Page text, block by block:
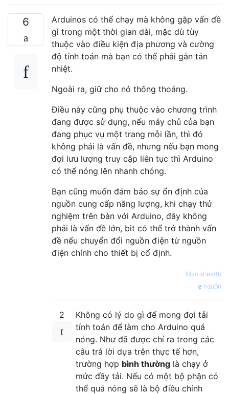
6
Arduinos có thể chạy mà không gặp vấn đề
gì trong một thời gian dài, mặc dù tùy
thuộc vào điều kiện địa phương và cường
độ tính toán mà bạn có thể phải gắn tản
nhiệt.
Ngoài ra, giữ cho nó thông thoáng.
Điều này cũng phụ thuộc vào chương trình
đang được sử dụng, nếu máy chủ của bạn
đang phục vụ một trang mỗi lần, thì đó
không phải là vấn đề, nhưng nếu bạn mong
đợi lưu lượng truy cập liên tục thì Arduino
có thể nóng lên nhanh chóng.
Bạn cũng muốn đảm bảo sự ổn định của
nguồn cung cấp năng lượng, khi chạy thử
nghiệm trên bàn với Arduino, đây không
phải là vấn đề lớn, bit có thể trở thành vấn
đề nếu chuyển đổi nguồn điện từ nguồn
điện chính cho thiết bị cố định.
— Manishearth
nguồn
2
Không có lý do gì để mong đợi tải
tính toán để làm cho Arduino quá
nóng. Như đã được chỉ ra trong các
câu trả lời dựa trên thực tế hơn,
trường hợp bình thường là chạy ở
mức đầy tải. Nếu có một bộ phận có
thể quá nóng sẽ là bộ điều chỉnh